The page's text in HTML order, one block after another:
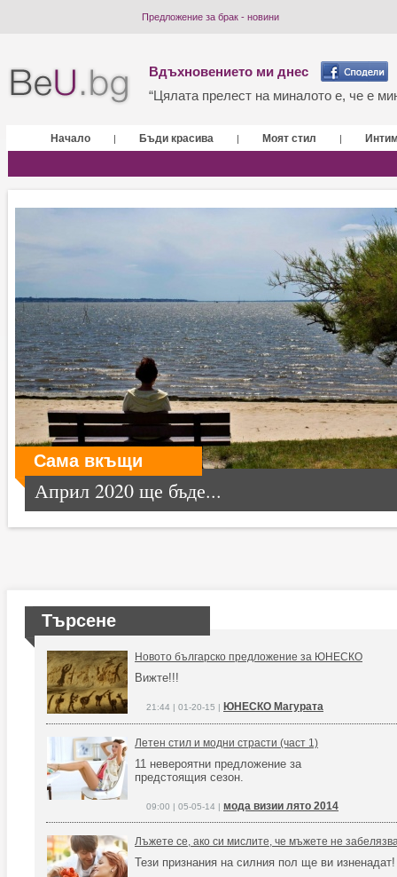
Предложение за брак - новини
Вдъхновението ми днес
“Цялата прелест на миналото е, че е
Начало | Бъди красива | Моят стил |
Сама вкъщи
Април 2020 ще бъде...
Търсене
Новото българско предложение за ЮНЕСКО
Вижте!!!
21:44 | 01-20-15 | ЮНЕСКО Магурата
Летен стил и модни страсти (част 1)
11 невероятни предложение за
предстоящия сезон.
09:00 | 05-05-14 | мода визии лято 2014
Лъжете се, ако си мислите, че мъжете не
Тези признания на силния пол ще ви изненадат!